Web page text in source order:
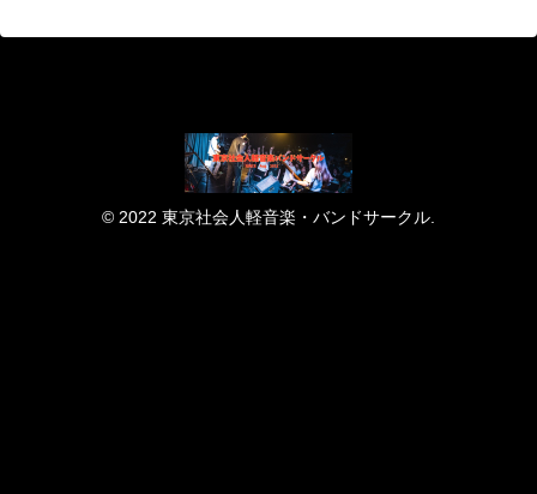
© 2022 東京社会人軽音楽・バンドサークル.